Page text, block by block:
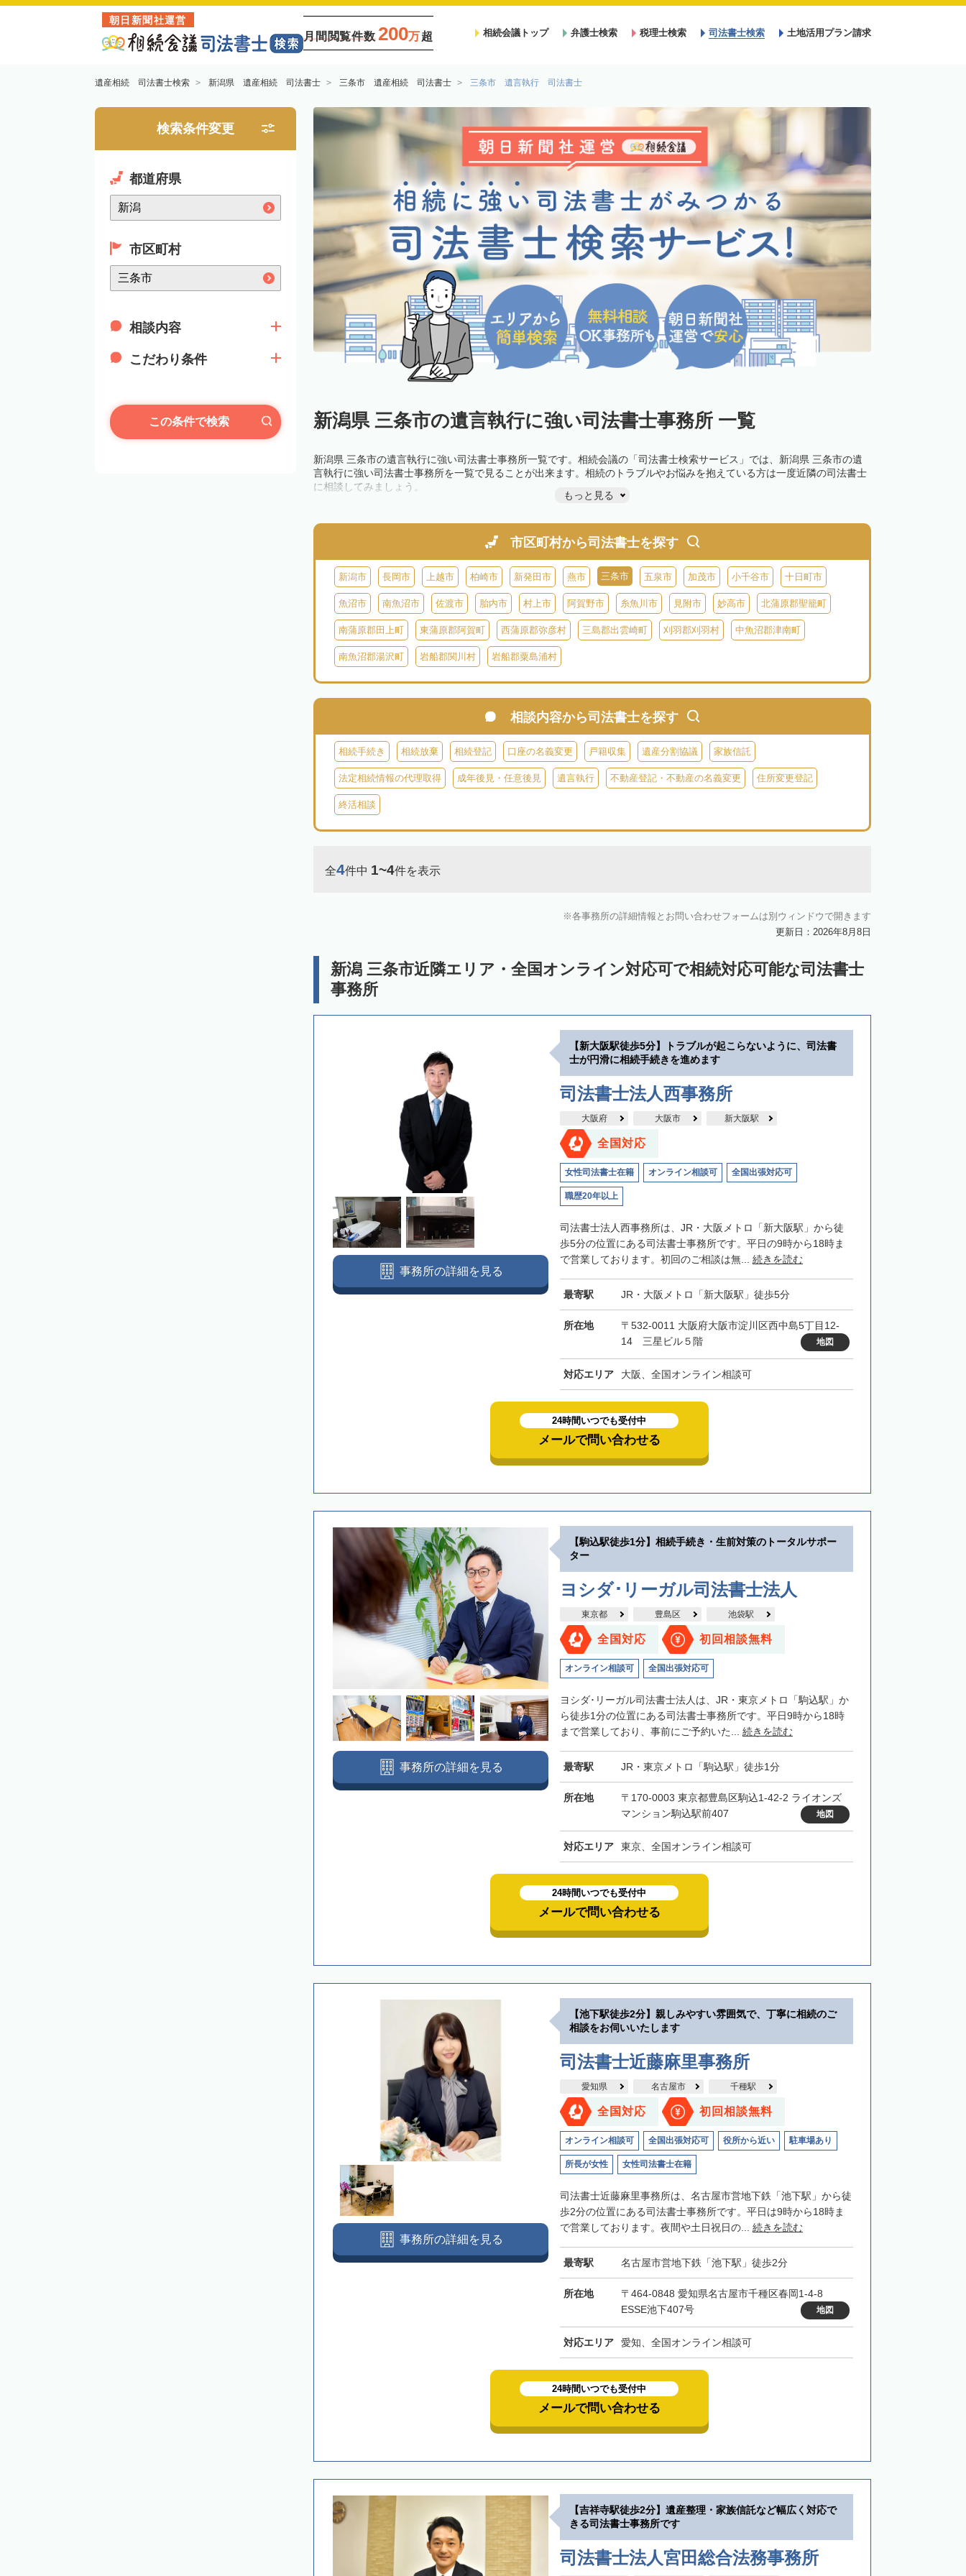
朝日新聞社運営
月間閲覧件数 200万超 相続会議トップ 弁護士検索 税理士検索 司法書士検索 土地活用プラン請求
遺産相続 司法書士検索 新潟県 遺産相続 司法書士 三条市 遺産相続 司法書士 三条市 遺言執行 司法書士
検索条件変更
都道府県
市区町村
相談内容
こだわり条件
この条件で検索 新潟県 三条市の遺言執行に強い司法書士事務所 一覧
新潟県 三条市の遺言執行に強い司法書士事務所一覧です。相続会議の「司法書士検索サービス」では、新潟県 三条市の遺
言執行に強い司法書士事務所を一覧で見ることが出来ます。相続のトラブルやお悩みを抱えている方は一度近隣の司法書士
に相談してみましょう。
もっと見る
市区町村から司法書士を探す
新潟市 長岡市 上越市 柏崎市 新発田市 燕市 三条市 五泉市 加茂市 小千谷市 十日町市
魚沼市 南魚沼市 佐渡市 胎内市 村上市 阿賀野市 糸魚川市 見附市 妙高市 北蒲原郡聖籠町
南蒲原郡田上町 東蒲原郡阿賀町 西蒲原郡弥彦村 三島郡出雲崎町 刈羽郡刈羽村 中魚沼郡津南町
南魚沼郡湯沢町 岩船郡関川村 岩船郡粟島浦村
相談内容から司法書士を探す
相続手続き 相続放棄 相続登記 口座の名義変更 戸籍収集 遺産分割協議 家族信託
法定相続情報の代理取得 成年後見・任意後見 遺言執行 不動産登記・不動産の名義変更 住所変更登記
終活相談
全4件中 1~4件を表示
各事務所の詳細情報とお問い合わせフォームは別ウィンドウで開きます
更新日：2026年8月8日
新潟 三条市近隣エリア・全国オンライン対応可で相続対応可能な司法書士
事務所
【新大阪駅徒歩5分】トラブルが起こらないように、司法書
士が円滑に相続手続きを進めます
司法書士法人西事務所
大阪府 大阪市 新大阪駅
全国対応
女性司法書士在籍 オンライン相談可 全国出張対応可
職歴20年以上
司法書士法人西事務所は、JR・大阪メトロ「新大阪駅」から徒
歩5分の位置にある司法書士事務所です。平日の9時から18時ま
で営業しております。初回のご相談は無... 続きを読む
最寄駅 JR・大阪メトロ「新大阪駅」徒歩5分
所在地
〒532-0011 大阪府大阪市淀川区西中島5丁目12-
14 三星ビル５階
地図
対応エリア 大阪、全国オンライン相談可
事務所の詳細を見る
24時間いつでも受付中
メールで問い合わせる
【駒込駅徒歩1分】相続手続き・生前対策のトータルサポー
ター
ヨシダ･リーガル司法書士法人
東京都 豊島区 池袋駅
全国対応 初回相談無料
オンライン相談可 全国出張対応可
ヨシダ･リーガル司法書士法人は、JR・東京メトロ「駒込駅」か
ら徒歩1分の位置にある司法書士事務所です。平日9時から18時
まで営業しており、事前にご予約いた... 続きを読む
最寄駅 JR・東京メトロ「駒込駅」徒歩1分
所在地
〒170-0003 東京都豊島区駒込1-42-2 ライオンズ
マンション駒込駅前407
地図
対応エリア 東京、全国オンライン相談可
事務所の詳細を見る
24時間いつでも受付中
メールで問い合わせる
【池下駅徒歩2分】親しみやすい雰囲気で、丁寧に相続のご
相談をお伺いいたします
司法書士近藤麻里事務所
愛知県 名古屋市 千種駅
全国対応 初回相談無料
オンライン相談可 全国出張対応可 役所から近い 駐車場あり
所長が女性 女性司法書士在籍
司法書士近藤麻里事務所は、名古屋市営地下鉄「池下駅」から徒
歩2分の位置にある司法書士事務所です。平日は9時から18時ま
で営業しております。夜間や土日祝日の... 続きを読む
最寄駅 名古屋市営地下鉄「池下駅」徒歩2分
所在地
〒464-0848 愛知県名古屋市千種区春岡1-4-8
ESSE池下407号
地図
対応エリア 愛知、全国オンライン相談可
事務所の詳細を見る
24時間いつでも受付中
メールで問い合わせる
【吉祥寺駅徒歩2分】遺産整理・家族信託など幅広く対応で
きる司法書士事務所です
司法書士法人宮田総合法務事務所